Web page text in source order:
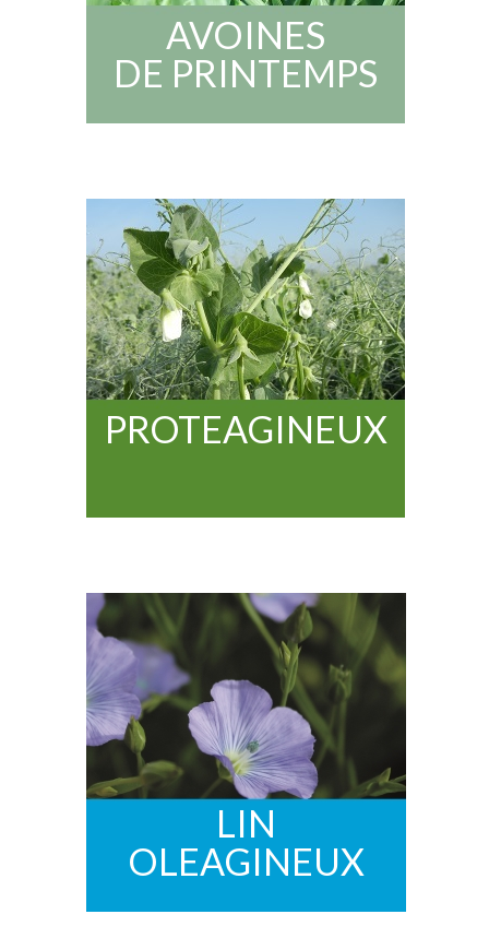
AVOINES
DE PRINTEMPS
PROTEAGINEUX
LIN
OLEAGINEUX